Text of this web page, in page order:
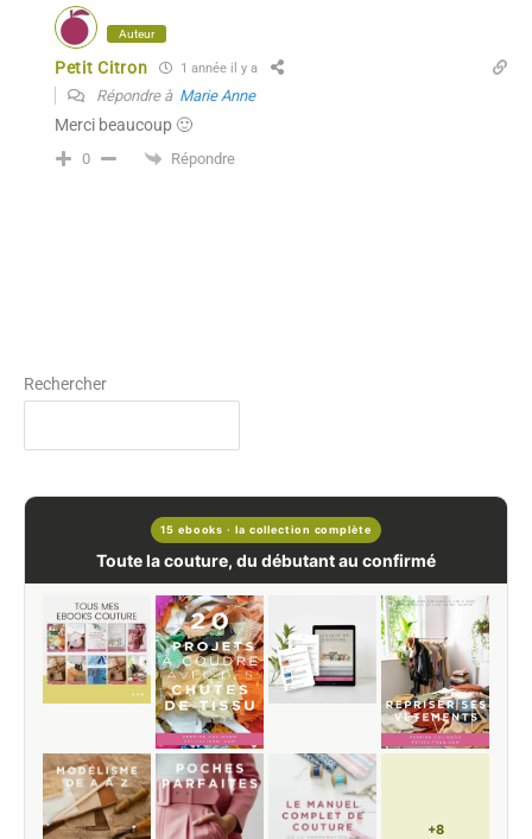
Auteur
Petit Citron 1 année il y a
Répondre à Marie Anne
Merci beaucoup 🙂
0 Répondre
Rechercher
15 ebooks · la collection complète
Toute la couture, du débutant au confirmé
+8